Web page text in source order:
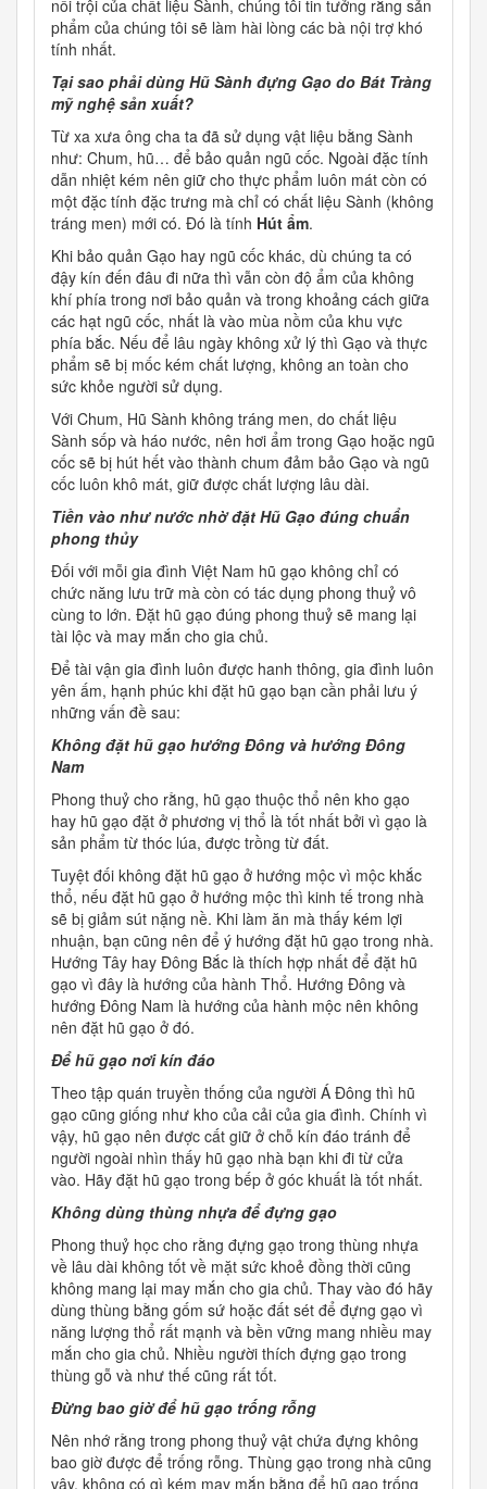
nổi trội của chất liệu Sành, chúng tôi tin tưởng rằng sản
phẩm của chúng tôi sẽ làm hài lòng các bà nội trợ khó
tính nhất.
Tại sao phải dùng Hũ Sành đựng Gạo do Bát Tràng
mỹ nghệ sản xuất?
Từ xa xưa ông cha ta đã sử dụng vật liệu bằng Sành
như: Chum, hũ… để bảo quản ngũ cốc. Ngoài đặc tính
dẫn nhiệt kém nên giữ cho thực phẩm luôn mát còn có
một đặc tính đặc trưng mà chỉ có chất liệu Sành (không
tráng men) mới có. Đó là tính Hút ẩm.
Khi bảo quản Gạo hay ngũ cốc khác, dù chúng ta có
đậy kín đến đâu đi nữa thì vẫn còn độ ẩm của không
khí phía trong nơi bảo quản và trong khoảng cách giữa
các hạt ngũ cốc, nhất là vào mùa nồm của khu vực
phía bắc. Nếu để lâu ngày không xử lý thì Gạo và thực
phẩm sẽ bị mốc kém chất lượng, không an toàn cho
sức khỏe người sử dụng.
Với Chum, Hũ Sành không tráng men, do chất liệu
Sành sốp và háo nước, nên hơi ẩm trong Gạo hoặc ngũ
cốc sẽ bị hút hết vào thành chum đảm bảo Gạo và ngũ
cốc luôn khô mát, giữ được chất lượng lâu dài.
Tiền vào như nước nhờ đặt Hũ Gạo đúng chuẩn
phong thủy
Đối với mỗi gia đình Việt Nam hũ gạo không chỉ có
chức năng lưu trữ mà còn có tác dụng phong thuỷ vô
cùng to lớn. Đặt hũ gạo đúng phong thuỷ sẽ mang lại
tài lộc và may mắn cho gia chủ.
Để tài vận gia đình luôn được hanh thông, gia đình luôn
yên ấm, hạnh phúc khi đặt hũ gạo bạn cần phải lưu ý
những vấn đề sau:
Không đặt hũ gạo hướng Đông và hướng Đông
Nam
Phong thuỷ cho rằng, hũ gạo thuộc thổ nên kho gạo
hay hũ gạo đặt ở phương vị thổ là tốt nhất bởi vì gạo là
sản phẩm từ thóc lúa, được trồng từ đất.
Tuyệt đối không đặt hũ gạo ở hướng mộc vì mộc khắc
thổ, nếu đặt hũ gạo ở hướng mộc thì kinh tế trong nhà
sẽ bị giảm sút nặng nề. Khi làm ăn mà thấy kém lợi
nhuận, bạn cũng nên để ý hướng đặt hũ gạo trong nhà.
Hướng Tây hay Đông Bắc là thích hợp nhất để đặt hũ
gạo vì đây là hướng của hành Thổ. Hướng Đông và
hướng Đông Nam là hướng của hành mộc nên không
nên đặt hũ gạo ở đó.
Để hũ gạo nơi kín đáo
Theo tập quán truyền thống của người Á Đông thì hũ
gạo cũng giống như kho của cải của gia đình. Chính vì
vậy, hũ gạo nên được cất giữ ở chỗ kín đáo tránh để
người ngoài nhìn thấy hũ gạo nhà bạn khi đi từ cửa
vào. Hãy đặt hũ gạo trong bếp ở góc khuất là tốt nhất.
Không dùng thùng nhựa để đựng gạo
Phong thuỷ học cho rằng đựng gạo trong thùng nhựa
về lâu dài không tốt về mặt sức khoẻ đồng thời cũng
không mang lại may mắn cho gia chủ. Thay vào đó hãy
dùng thùng bằng gốm sứ hoặc đất sét để đựng gạo vì
năng lượng thổ rất mạnh và bền vững mang nhiều may
mắn cho gia chủ. Nhiều người thích đựng gạo trong
thùng gỗ và như thế cũng rất tốt.
Đừng bao giờ để hũ gạo trống rỗng
Nên nhớ rằng trong phong thuỷ vật chứa đựng không
bao giờ được để trống rỗng. Thùng gạo trong nhà cũng
vậy, không có gì kém may mắn bằng để hũ gạo trống